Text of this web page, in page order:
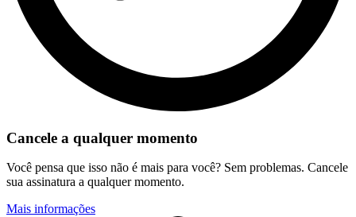
Cancele a qualquer momento
Você pensa que isso não é mais para você? Sem problemas. Cancele
sua assinatura a qualquer momento.
Mais informações